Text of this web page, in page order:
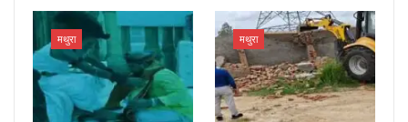
मथुरा मथुरा